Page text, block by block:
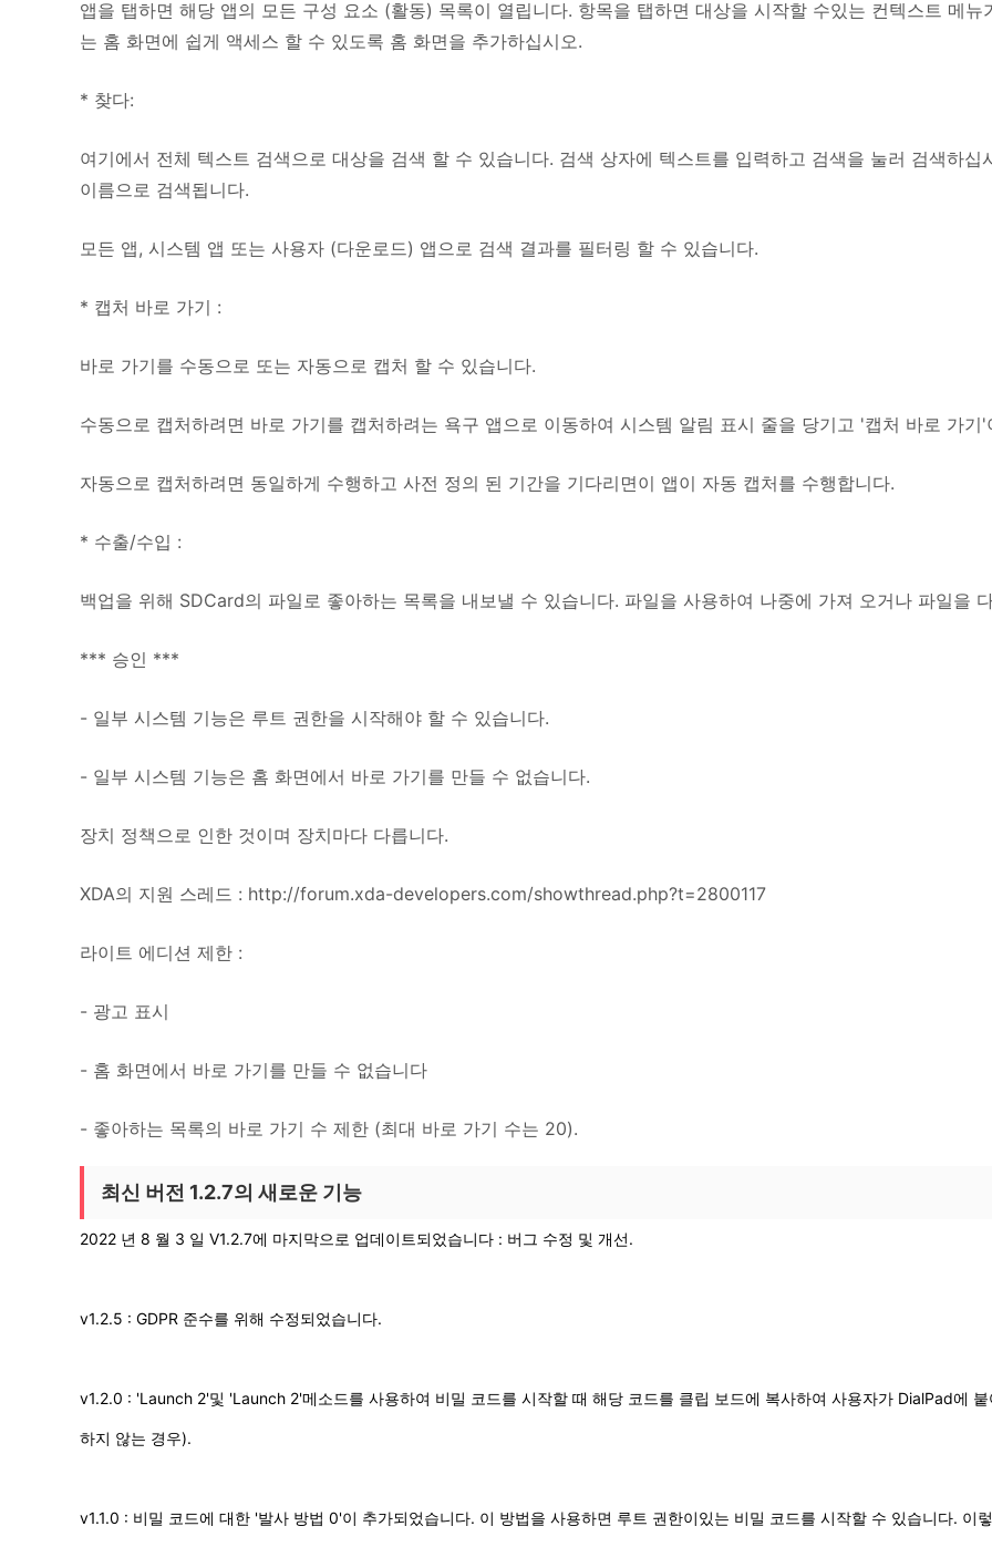
앱을 탭하면 해당 앱의 모든 구성 요소 (활동) 목록이 열립니다. 항목을 탭하면 대상을 시작할 수있는 컨텍스트 메
는 홈 화면에 쉽게 액세스 할 수 있도록 홈 화면을 추가하십시오.
* 찾다:
여기에서 전체 텍스트 검색으로 대상을 검색 할 수 있습니다. 검색 상자에 텍스트를 입력하고 검색을 눌러 검색하
이름으로 검색됩니다.
모든 앱, 시스템 앱 또는 사용자 (다운로드) 앱으로 검색 결과를 필터링 할 수 있습니다.
* 캡처 바로 가기 :
바로 가기를 수동으로 또는 자동으로 캡처 할 수 있습니다.
수동으로 캡처하려면 바로 가기를 캡처하려는 욕구 앱으로 이동하여 시스템 알림 표시 줄을 당기고 '캡처 바로 가기
자동으로 캡처하려면 동일하게 수행하고 사전 정의 된 기간을 기다리면이 앱이 자동 캡처를 수행합니다.
* 수출/수입 :
백업을 위해 SDCard의 파일로 좋아하는 목록을 내보낼 수 있습니다. 파일을 사용하여 나중에 가져 오거나 파일을
*** 승인 ***
- 일부 시스템 기능은 루트 권한을 시작해야 할 수 있습니다.
- 일부 시스템 기능은 홈 화면에서 바로 가기를 만들 수 없습니다.
장치 정책으로 인한 것이며 장치마다 다릅니다.
XDA의 지원 스레드 : http://forum.xda-developers.com/showthread.php?t=2800117
라이트 에디션 제한 :
- 광고 표시
- 홈 화면에서 바로 가기를 만들 수 없습니다
- 좋아하는 목록의 바로 가기 수 제한 (최대 바로 가기 수는 20).
최신 버전 1.2.7의 새로운 기능
2022 년 8 월 3 일 V1.2.7에 마지막으로 업데이트되었습니다 : 버그 수정 및 개선.
v1.2.5 : GDPR 준수를 위해 수정되었습니다.
v1.2.0 : 'Launch 2'및 'Launch 2'메소드를 사용하여 비밀 코드를 시작할 때 해당 코드를 클립 보드에 복사하여 사용자가 DialPad에
하지 않는 경우).
v1.1.0 : 비밀 코드에 대한 '발사 방법 0'이 추가되었습니다. 이 방법을 사용하면 루트 권한이있는 비밀 코드를 시작할 수 있습니다. 이